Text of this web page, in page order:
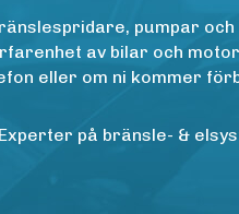
pumpar
av bilar och
eller om ni kommer
Experter på bränsle- &